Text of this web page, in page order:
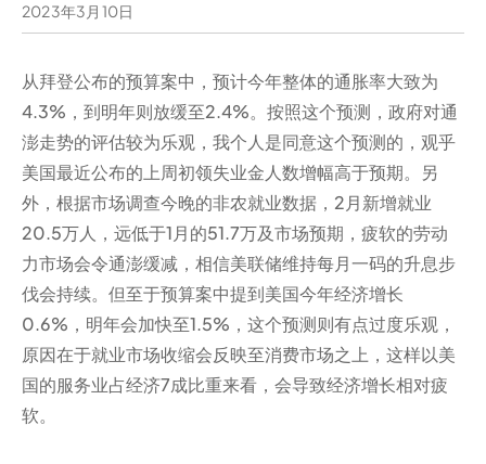
2023年3 月 10日
从拜登公布的预算案中，预计今年整体的通胀率大致为
4.3%，到明年则放缓至2.4%。按照这个预测，政府对通
澎走势的评估较为乐观，我个人是同意这个预测的，观乎
美国最近公布的上周初领失业金人数增幅高于预期。另
外，根据市场调查今晚的非农就业数据，2月新增就业
20.5万人，远低于1月的51.7万及市场预期，疲软的劳动
力市场会令通澎缓减，相信美联储维持每月一码的升息步
伐会持续。但至于预算案中提到美国今年经济增长
0.6%，明年会加快至1.5%，这个预测则有点过度乐观，
原因在于就业市场收缩会反映至消费市场之上，这样以美
国的服务业占经济7成比重来看，会导致经济增长相对疲
软。